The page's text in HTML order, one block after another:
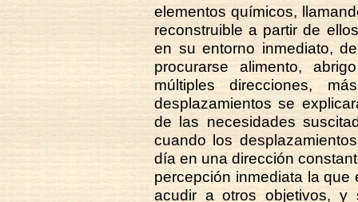
elementos químicos,
reconstruible a partir de
en su entorno inmediato,
procurarse alimento,
múltiples direcciones,
desplazamientos se
de las necesidades
cuando los
día en una dirección
percepción inmediata la
acudir a otros objetivos, y